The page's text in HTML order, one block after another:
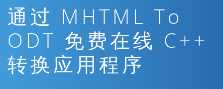
通过 MHTML To
ODT 免费在线 C++
转换应用程序